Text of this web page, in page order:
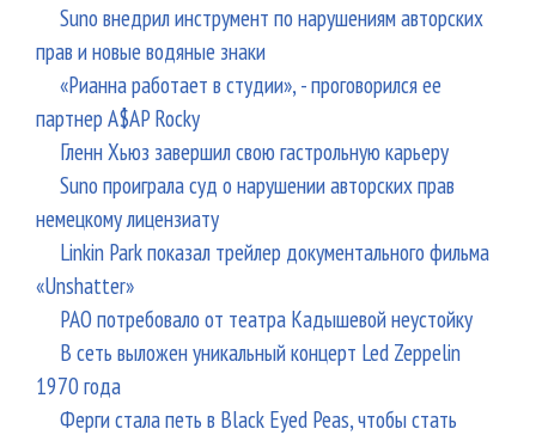
Suno внедрил инструмент по нарушениям авторских
прав и новые водяные знаки
«Рианна работает в студии», - проговорился ее
партнер A$AP Rocky
Гленн Хьюз завершил свою гастрольную карьеру
Suno проиграла суд о нарушении авторских прав
немецкому лицензиату
Linkin Park показал трейлер документального фильма
«Unshatter»
РАО потребовало от театра Кадышевой неустойку
В сеть выложен уникальный концерт Led Zeppelin
1970 года
Ферги стала петь в Black Eyed Peas, чтобы стать